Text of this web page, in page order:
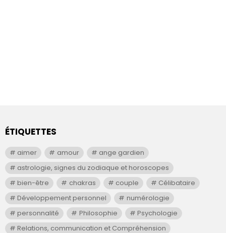
ÉTIQUETTES
aimer amour
ange gardien
astrologie, signes du zodiaque et horoscopes
bien-être
chakras couple
Célibataire
Développement personnel
numérologie
personnalité
Philosophie
Psychologie
Relations, communication et Compréhension